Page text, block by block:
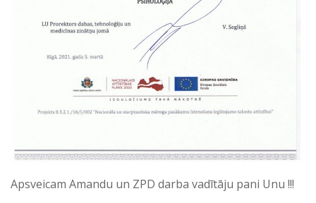
Apsveicam Amandu un ZPD darba vadītāju pani Unu !!!